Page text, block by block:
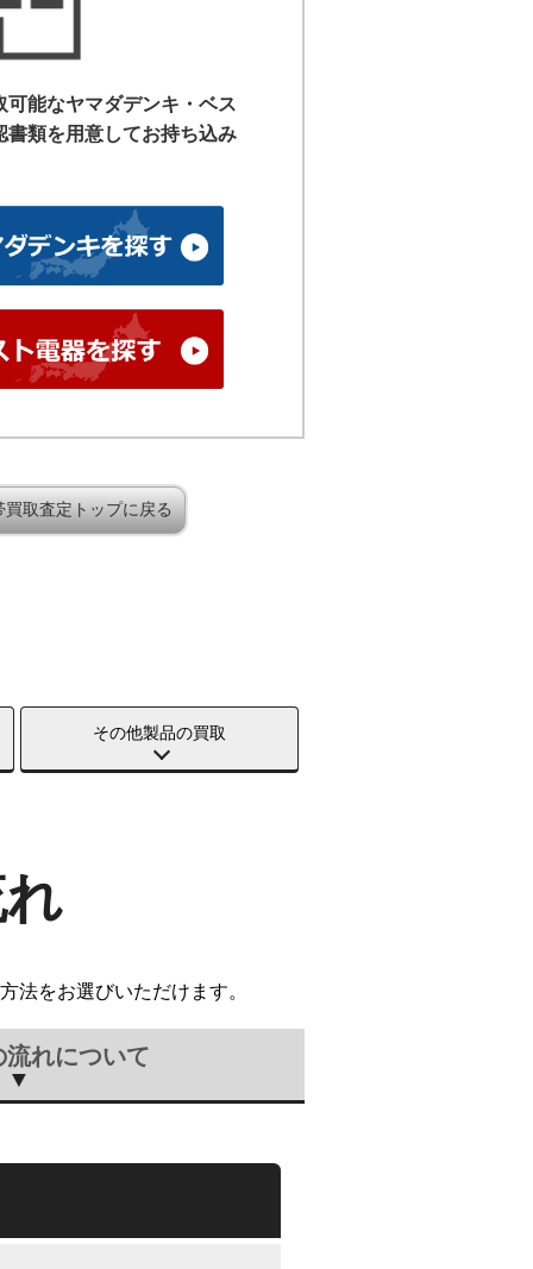
能なヤマダデンキ・ベス
書類を用意してお持ち込み
買取査定トップに戻る
その他製品の買取
法をお選びいただけます。
れについて